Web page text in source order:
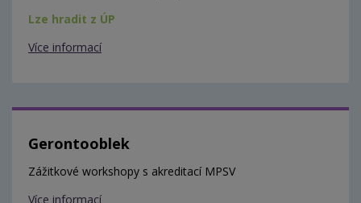
Lze hradit z ÚP
Více informací
Gerontooblek
Zážitkové workshopy s akreditací MPSV
Více informací